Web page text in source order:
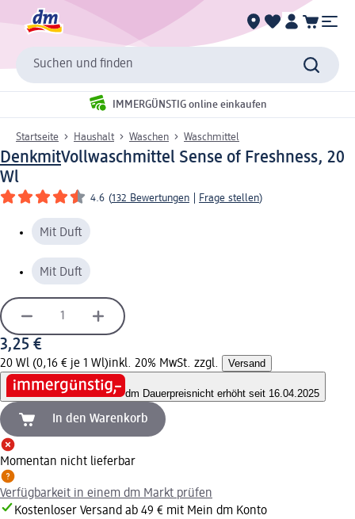
Suchen und finden
IMMERGÜNSTIG online einkaufen
Startseite Haushalt Waschen Waschmittel
DenkmitVollwaschmittel Sense of Freshness, 20
Wl
4.6 (132 Bewertungen Frage stellen)
Mit Duft
Mit Duft
3,25 €
20 Wl (0,16 € je 1 Wl)inkl. 20% MwSt. zzgl. Versand
dm Dauerpreisnicht erhöht seit 16.04.2025
In den Warenkorb
Momentan nicht lieferbar
Verfügbarkeit in einem dm Markt prüfen
Kostenloser Versand ab 49 € mit Mein dm Konto